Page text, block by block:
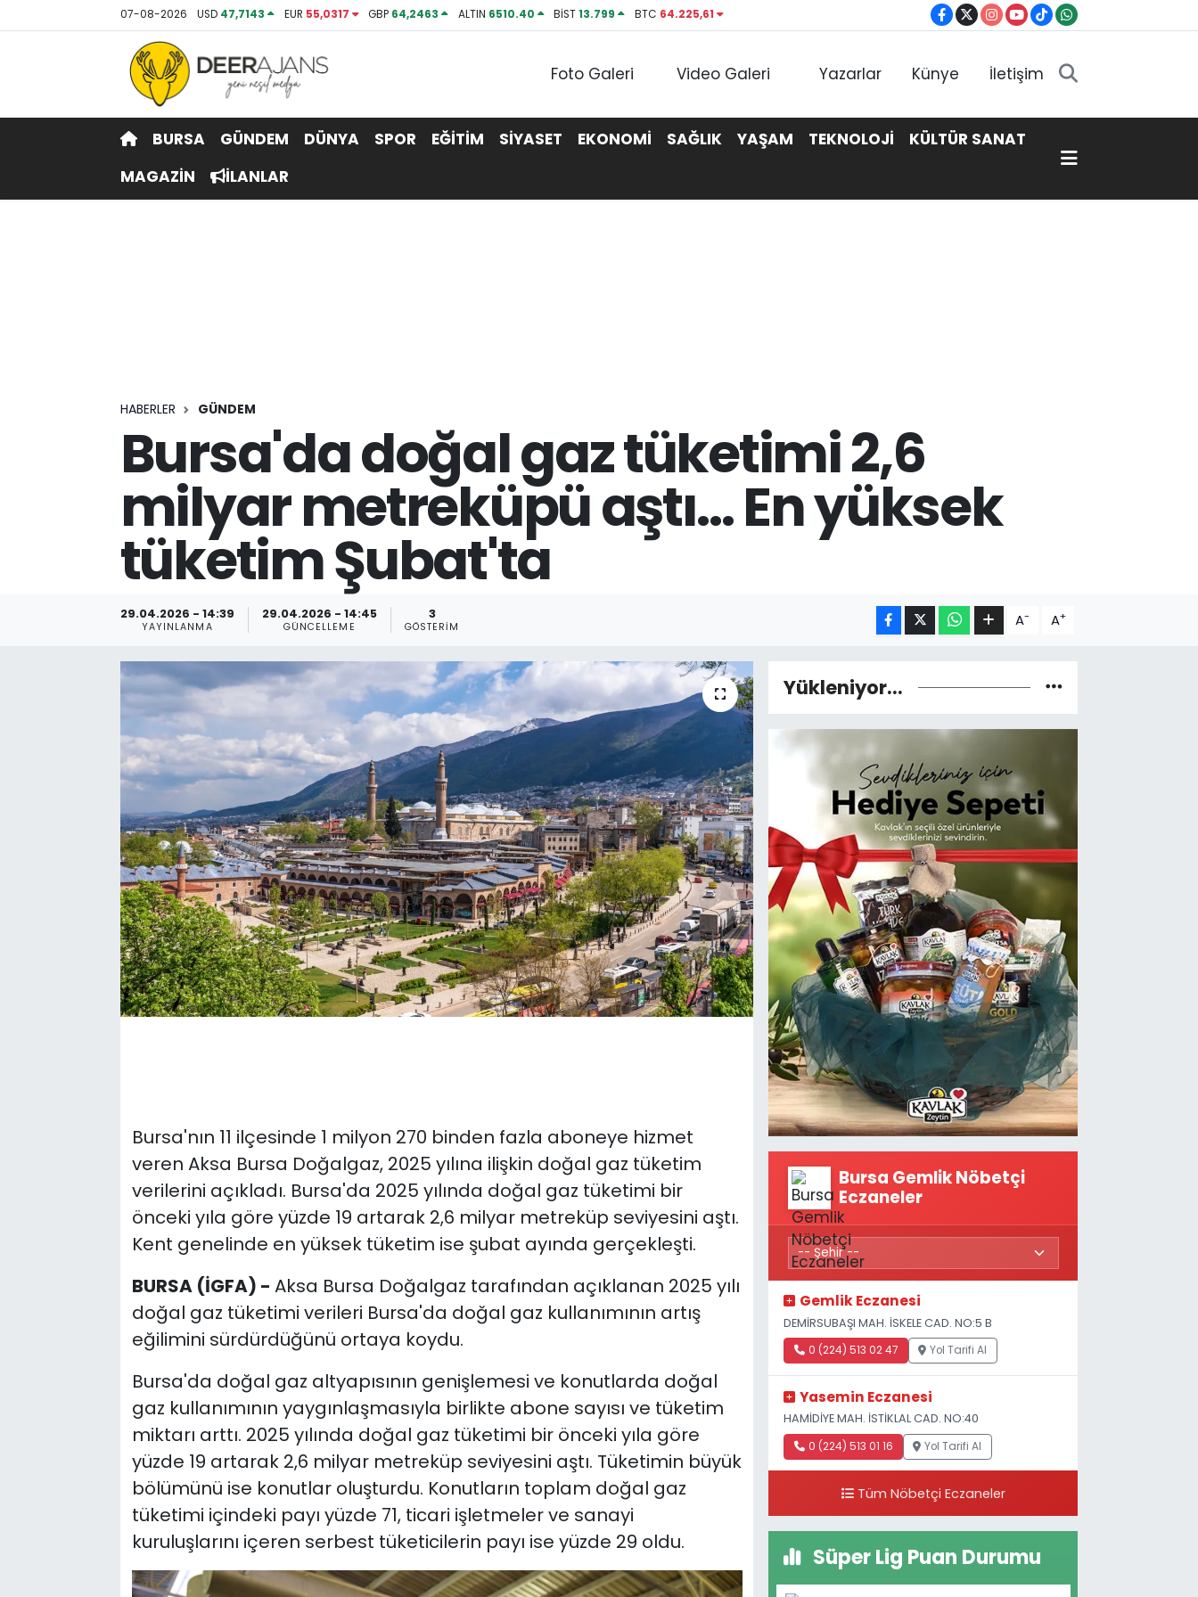
07-08-2026 USD 47,7143 EUR 55,0317 GBP 64,2463 ALTIN 6510.40 BİST13.799 BTC 64.225,61
Foto Galeri Video Galeri Yazarlar Künye İletişim
BURSA GÜNDEM DÜNYA SPOR EĞİTİM SİYASET EKONOMİ SAĞLIK YAŞAM TEKNOLOJİ
KÜLTÜR SANAT
MAGAZİN
İLANLAR
HABERLER GÜNDEM
Bursa'da doğal gaz tüketimi 2,6
milyar metreküpü aştı... En yüksek
tüketim Şubat'ta
29.04.2026 - 14:39
YAYINLANMA
29.04.2026 - 14:45
GÜNCELLEME
3
GÖSTERIM A- A+
Bursa'nın 11 ilçesinde 1 milyon 270 binden fazla aboneye hizmet
veren Aksa Bursa Doğalgaz, 2025 yılına ilişkin doğal gaz tüketim
verilerini açıkladı. Bursa'da 2025 yılında doğal gaz tüketimi bir
önceki yıla göre yüzde 19 artarak 2,6 milyar metreküp seviyesini aştı.
Kent genelinde en yüksek tüketim ise şubat ayında gerçekleşti.
BURSA (İGFA) - Aksa Bursa Doğalgaz tarafından açıklanan 2025 yılı
doğal gaz tüketimi verileri Bursa'da doğal gaz kullanımının artış
eğilimini sürdürdüğünü ortaya koydu.
Bursa'da doğal gaz altyapısının genişlemesi ve konutlarda doğal
gaz kullanımının yaygınlaşmasıyla birlikte abone sayısı ve tüketim
miktarı arttı. 2025 yılında doğal gaz tüketimi bir önceki yıla göre
yüzde 19 artarak 2,6 milyar metreküp seviyesini aştı. Tüketimin büyük
bölümünü ise konutlar oluşturdu. Konutların toplam doğal gaz
tüketimi içindeki payı yüzde 71, ticari işletmeler ve sanayi
kuruluşlarını içeren serbest tüketicilerin payı ise yüzde 29 oldu.
Yükleniyor...
Bursa Gemlik Nöbetçi
Eczaneler
Gemlik Eczanesi
DEMİRSUBAŞI MAH. İSKELE CAD. NO:5 B
0 (224) 513 02 47 Yol Tarifi Al
Yasemin Eczanesi
HAMİDİYE MAH. İSTİKLAL CAD. NO:40
0 (224) 513 01 16 Yol Tarifi Al
Tüm Nöbetçi Eczaneler
Süper Lig Puan Durumu
Hava Durumu
Trafik Durumu
Tüm Manşetler